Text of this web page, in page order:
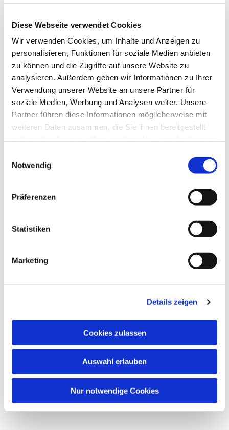
Diese Webseite verwendet Cookies
Wir verwenden Cookies, um Inhalte und Anzeigen zu
personalisieren, Funktionen für soziale Medien anbieten
zu können und die Zugriffe auf unsere Website zu
analysieren. Außerdem geben wir Informationen zu Ihrer
Verwendung unserer Website an unsere Partner für
soziale Medien, Werbung und Analysen weiter. Unsere
Partner führen diese Informationen möglicherweise mit
weiteren Daten zusammen, die Sie ihnen bereitgestellt
Notwendig
Präferenzen
Statistiken
Marketing
Details zeigen
Cookies zulassen
Auswahl erlauben
Nur notwendige Cookies
Dies könnte Sie auch